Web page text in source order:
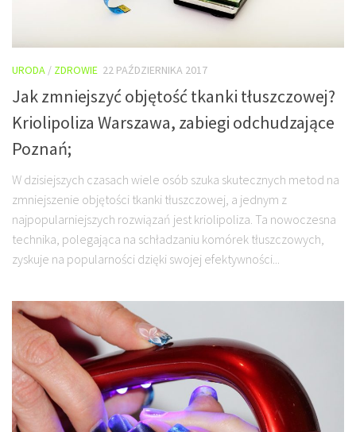
URODA / ZDROWIE 22 PAŹDZIERNIKA 2017
Jak zmniejszyć objętość tkanki tłuszczowej?
Kriolipoliza Warszawa, zabiegi odchudzające
Poznań;
W dzisiejszych czasach wiele osób szuka skutecznych metod na
zmniejszenie objętości tkanki tłuszczowej, a jednym z
najpopularniejszych rozwiązań jest kriolipoliza. Ta nowoczesna
technika, polegająca na schładzaniu komórek tłuszczowych,
zyskuje na popularności dzięki swojej efektywności...